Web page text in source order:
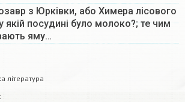
з Юрківки, або Химера лісового
якій посудині було молоко?; те чим
яму…
література